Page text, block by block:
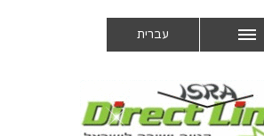
עברית